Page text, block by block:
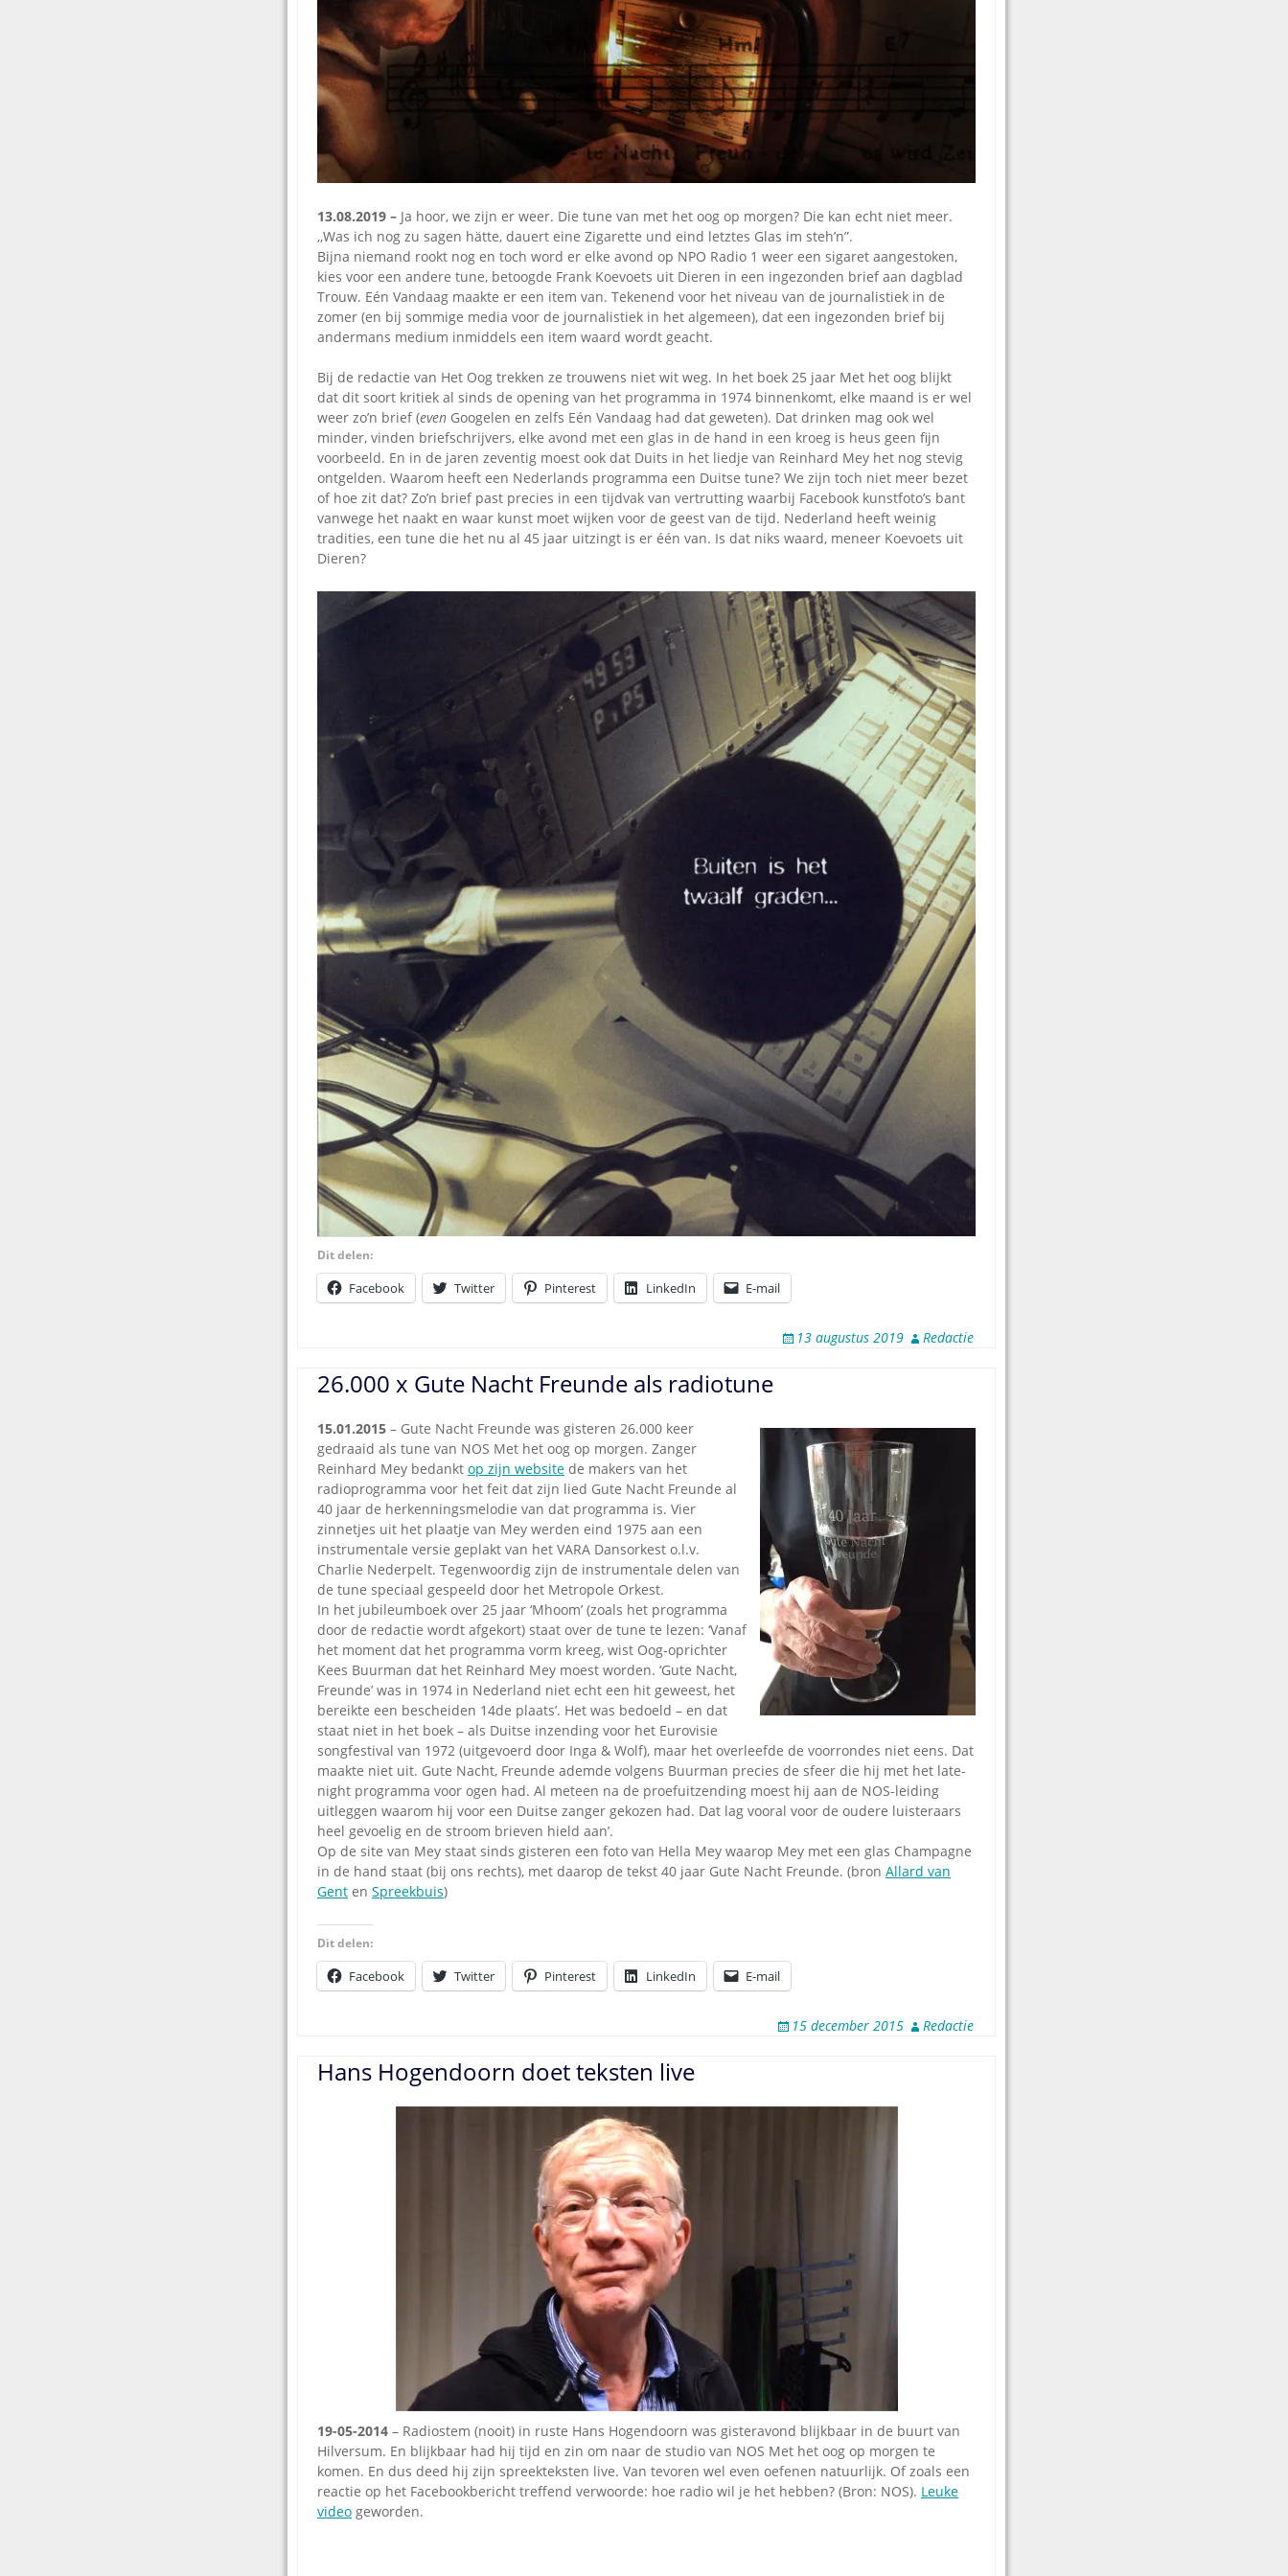
Omroepbanden
Stoomfluit Klaas
Vaak
Uitvinding
jinglecassette
13.08.2019 – Ja hoor, we zijn er weer. Die tune van met het oog op morgen? Die kan echt niet meer.
,,Was ich nog zu sagen hätte, dauert eine Zigarette und eind letztes Glas im steh’n”.
Bijna niemand rookt nog en toch word er elke avond op NPO Radio 1 weer een sigaret aangestoken,
kies voor een andere tune, betoogde Frank Koevoets uit Dieren in een ingezonden brief aan dagblad
Trouw. Eén Vandaag maakte er een item van. Tekenend voor het niveau van de journalistiek in de
zomer (en bij sommige media voor de journalistiek in het algemeen), dat een ingezonden brief bij
andermans medium inmiddels een item waard wordt geacht.
Bij de redactie van Het Oog trekken ze trouwens niet wit weg. In het boek 25 jaar Met het oog blijkt
dat dit soort kritiek al sinds de opening van het programma in 1974 binnenkomt, elke maand is er wel
weer zo’n brief (even Googelen en zelfs Eén Vandaag had dat geweten). Dat drinken mag ook wel
minder, vinden briefschrijvers, elke avond met een glas in de hand in een kroeg is heus geen fijn
voorbeeld. En in de jaren zeventig moest ook dat Duits in het liedje van Reinhard Mey het nog stevig
ontgelden. Waarom heeft een Nederlands programma een Duitse tune? We zijn toch niet meer bezet
of hoe zit dat? Zo’n brief past precies in een tijdvak van vertrutting waarbij Facebook kunstfoto’s bant
vanwege het naakt en waar kunst moet wijken voor de geest van de tijd. Nederland heeft weinig
tradities, een tune die het nu al 45 jaar uitzingt is er één van. Is dat niks waard, meneer Koevoets uit
Dieren?
Dit delen:
Facebook Twitter Pinterest LinkedIn E-mail
13 augustus 2019 Redactie
26.000 x Gute Nacht Freunde als radiotune
15.01.2015 – Gute Nacht Freunde was gisteren 26.000 keer
gedraaid als tune van NOS Met het oog op morgen. Zanger
Reinhard Mey bedankt op zijn website de makers van het
radioprogramma voor het feit dat zijn lied Gute Nacht Freunde al
40 jaar de herkenningsmelodie van dat programma is. Vier
zinnetjes uit het plaatje van Mey werden eind 1975 aan een
instrumentale versie geplakt van het VARA Dansorkest o.l.v.
Charlie Nederpelt. Tegenwoordig zijn de instrumentale delen van
de tune speciaal gespeeld door het Metropole Orkest.
In het jubileumboek over 25 jaar ‘Mhoom’ (zoals het programma
door de redactie wordt afgekort) staat over de tune te lezen: ‘Vanaf
het moment dat het programma vorm kreeg, wist Oog-oprichter
Kees Buurman dat het Reinhard Mey moest worden. ‘Gute Nacht,
Freunde’ was in 1974 in Nederland niet echt een hit geweest, het
bereikte een bescheiden 14de plaats’. Het was bedoeld – en dat
staat niet in het boek – als Duitse inzending voor het Eurovisie
songfestival van 1972 (uitgevoerd door Inga & Wolf), maar het overleefde de voorrondes niet eens. Dat
maakte niet uit. Gute Nacht, Freunde ademde volgens Buurman precies de sfeer die hij met het late-
night programma voor ogen had. Al meteen na de proefuitzending moest hij aan de NOS-leiding
uitleggen waarom hij voor een Duitse zanger gekozen had. Dat lag vooral voor de oudere luisteraars
heel gevoelig en de stroom brieven hield aan’.
Op de site van Mey staat sinds gisteren een foto van Hella Mey waarop Mey met een glas Champagne
in de hand staat (bij ons rechts), met daarop de tekst 40 jaar Gute Nacht Freunde. (bron Allard van
Gent en Spreekbuis)
Dit delen:
Facebook Twitter Pinterest LinkedIn E-mail
15 december 2015 Redactie
Hans Hogendoorn doet teksten live
19-05-2014 – Radiostem (nooit) in ruste Hans Hogendoorn was gisteravond blijkbaar in de buurt van
Hilversum. En blijkbaar had hij tijd en zin om naar de studio van NOS Met het oog op morgen te
komen. En dus deed hij zijn spreekteksten live. Van tevoren wel even oefenen natuurlijk. Of zoals een
reactie op het Facebookbericht treffend verwoorde: hoe radio wil je het hebben? (Bron: NOS). Leuke
video geworden.